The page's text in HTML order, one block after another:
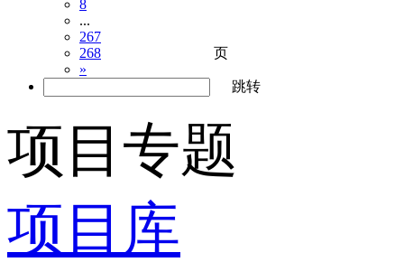
8
...
267
268
»
页
跳转
项目专题
项目库